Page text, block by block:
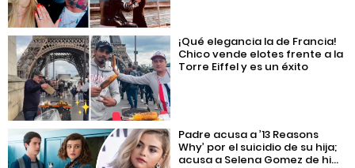
¡Qué elegancia la de Francia!
Chico vende elotes frente a la
Torre Eiffel y es un éxito
Padre acusa a ’13 Reasons
Why’ por el suicidio de su hija;
acusa a Selena Gomez de hi...